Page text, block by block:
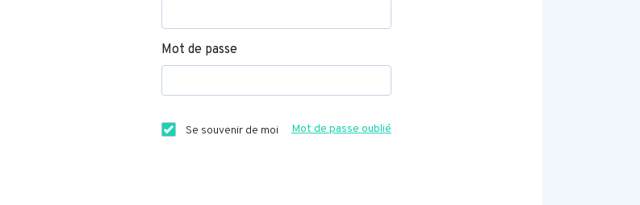
Mot de passe
Se souvenir de moi Mot de passe oublié